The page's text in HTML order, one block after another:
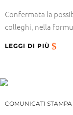
Confermata la
colleghi, nella
LEGGI DI PIÙ
COMUNICATI STAMPA